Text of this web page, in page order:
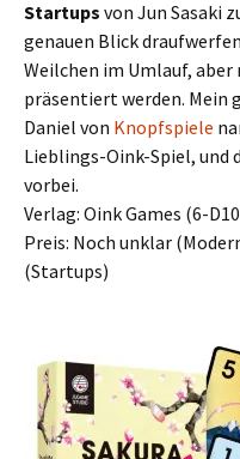
Startups von Jun Sasaki
genauen Blick
Weilchen im Umlauf, aber
präsentiert werden.
Daniel von Knopfspiele
Lieblings-Oink-Spiel, und
vorbei.
Verlag: Oink Games (6-
Preis: Noch unklar
(Startups)